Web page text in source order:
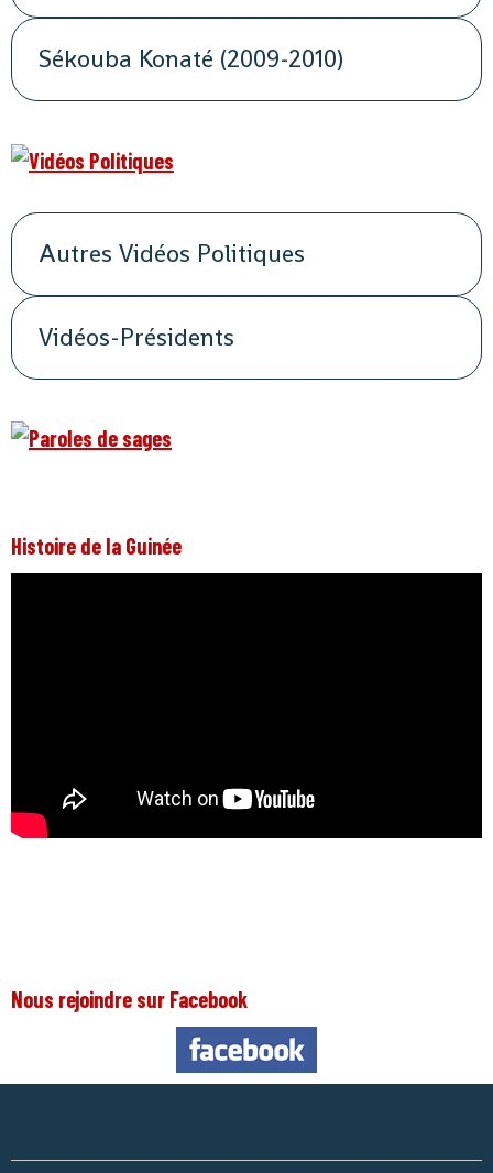
Sékouba Konaté (2009-2010)
Autres Vidéos Politiques
Vidéos-Présidents
Histoire de la Guinée
Nous rejoindre sur Facebook